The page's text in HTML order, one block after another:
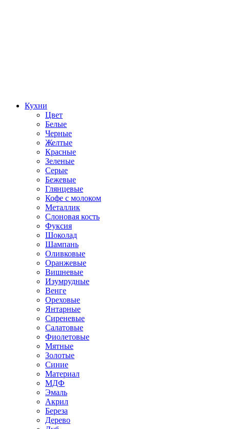
Кухни
Цвет
Белые
Черные
Желтые
Красные
Зеленые
Серые
Бежевые
Глянцевые
Кофе с молоком
Металлик
Слоновая кость
Фуксия
Шоколад
Шампань
Оливковые
Оранжевые
Вишневые
Изумрудные
Венге
Ореховые
Янтарные
Сиреневые
Салатовые
Фиолетовые
Мятные
Золотые
Синие
Материал
МДФ
Эмаль
Акрил
Береза
Дерево